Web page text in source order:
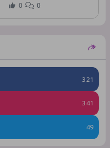
0 0
321
341
49